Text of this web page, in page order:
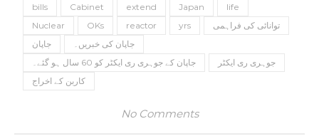
bills Cabinet extend Japan
life
Nuclear
OKs reactor yrs
توانائی کی فراہمی
جاپان
جاپان کی خبریں۔
جاپان کے جوہری ری ایکٹر کو 60 سال ہو گئے۔
جوہری ری ایکٹر
کاربن کے اخراج
No Comments